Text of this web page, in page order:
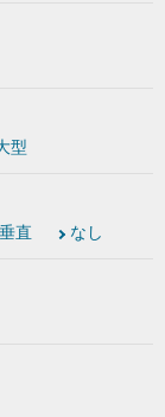
型
垂直 なし